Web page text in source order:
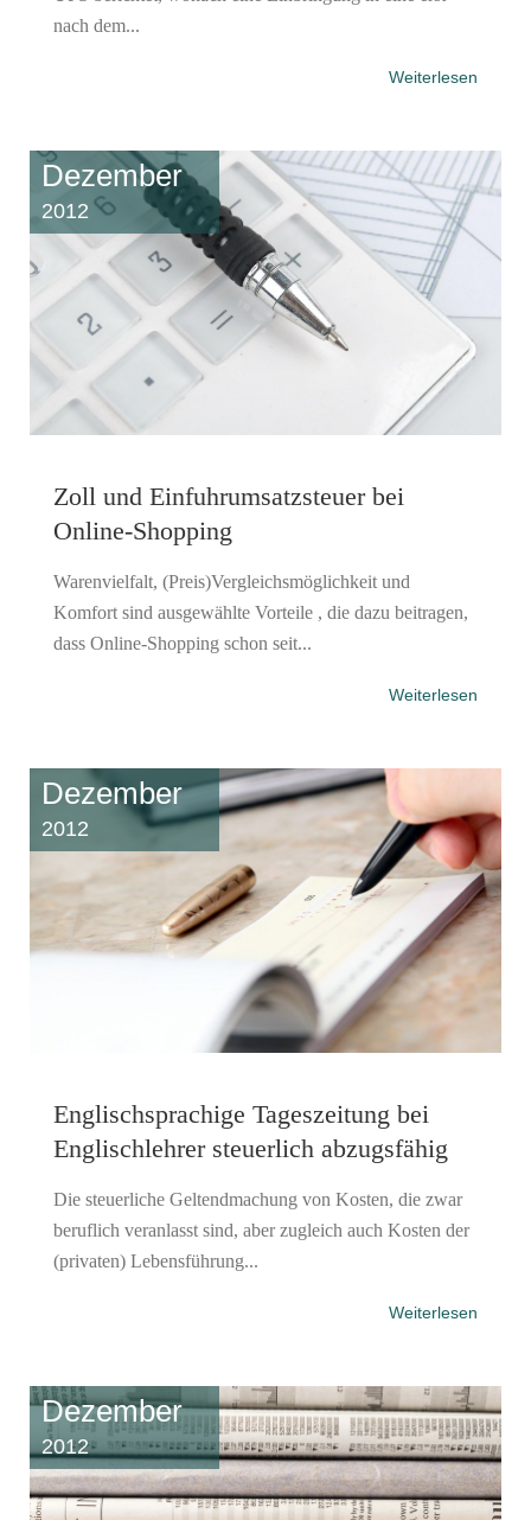
nach dem...
Weiterlesen
Dezember
2012
Zoll und Einfuhrumsatzsteuer bei
Online-Shopping
Warenvielfalt, (Preis)Vergleichsmöglichkeit und
Komfort sind ausgewählte Vorteile , die dazu beitragen,
dass Online-Shopping schon seit...
Weiterlesen
Dezember
2012
Englischsprachige Tageszeitung bei
Englischlehrer steuerlich abzugsfähig
Die steuerliche Geltendmachung von Kosten, die zwar
beruflich veranlasst sind, aber zugleich auch Kosten der
(privaten) Lebensführung...
Weiterlesen
Dezember
2012